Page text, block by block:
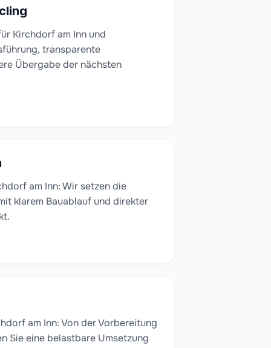
Kirchdorf am Inn und
transparente
Übergabe der nächsten
am Inn: Wir setzen die
klarem Bauablauf und direkter
am Inn: Von der Vorbereitung
Sie eine belastbare Umsetzung